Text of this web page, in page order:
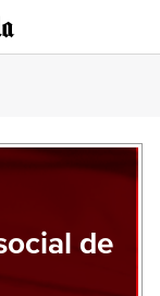
de